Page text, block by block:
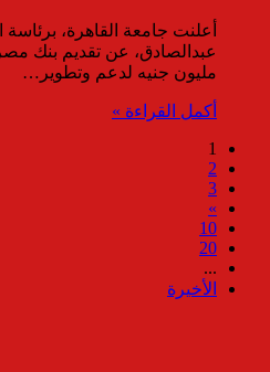
أعلنت جامعة القاهرة،
مليون جنيه لدعم وتطوير…
أكمل القراءة »
1
2
3
»
10
20
...
الأخيرة